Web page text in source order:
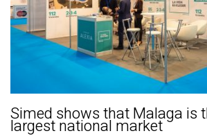
Simed shows that Malaga is
largest national market